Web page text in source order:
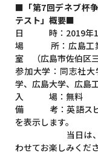
■「第7回デネブ杯
テスト」概要■
日 時：2019年11
場 所：広島工業
室 （広島市佐伯区
参加大学：同志社
学、広島大学、広島
入 場：無料
備 考：英語スピー
を表示します。
当日は、学園
わせてお楽しみくださ